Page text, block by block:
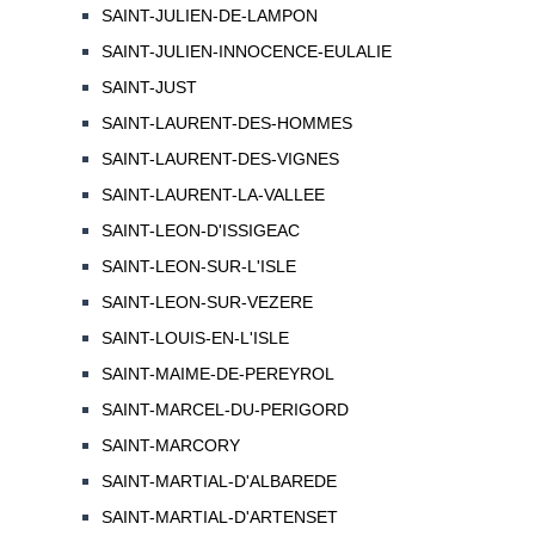
SAINT-JULIEN-DE-LAMPON
SAINT-JULIEN-INNOCENCE-EULALIE
SAINT-JUST
SAINT-LAURENT-DES-HOMMES
SAINT-LAURENT-DES-VIGNES
SAINT-LAURENT-LA-VALLEE
SAINT-LEON-D'ISSIGEAC
SAINT-LEON-SUR-L'ISLE
SAINT-LEON-SUR-VEZERE
SAINT-LOUIS-EN-L'ISLE
SAINT-MAIME-DE-PEREYROL
SAINT-MARCEL-DU-PERIGORD
SAINT-MARCORY
SAINT-MARTIAL-D'ALBAREDE
SAINT-MARTIAL-D'ARTENSET